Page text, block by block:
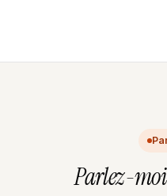
Parlez-